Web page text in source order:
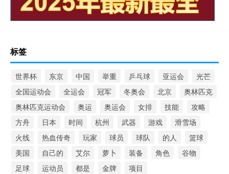
标签
世界杯 东京 中国 举重 乒乓球 亚运会
光芒
全国运动会
全运会 冠军 冬奥会 北京
奥林匹克
奥林匹克运动会
奥运 奥运会 女排 技能
攻略
方舟
日本 时间 杭州 武器 游戏
滑雪场
火线
热血传奇 玩家 球员 球队 的人
篮球
美国
自己的 艾尔 萝卜 装备 角色
谷物
足球
运动员 都是 金牌 项目